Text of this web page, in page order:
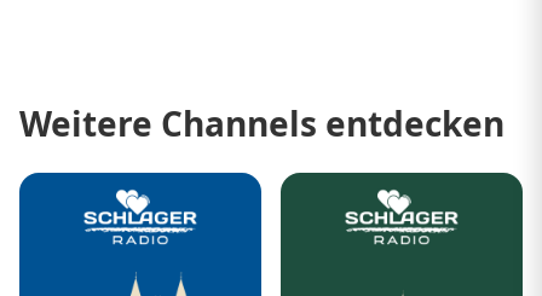
Weitere Channels entdecken